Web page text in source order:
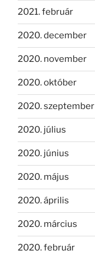
2021. február
2020. december
2020. november
2020. október
2020. szeptember
2020. július
2020. június
2020. május
2020. április
2020. március
2020. február